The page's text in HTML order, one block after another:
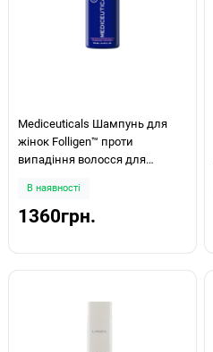
Mediceuticals Шампунь для
жінок Folligen™ проти
випадіння волосся для
голови 250мл
В наявності
1360грн.